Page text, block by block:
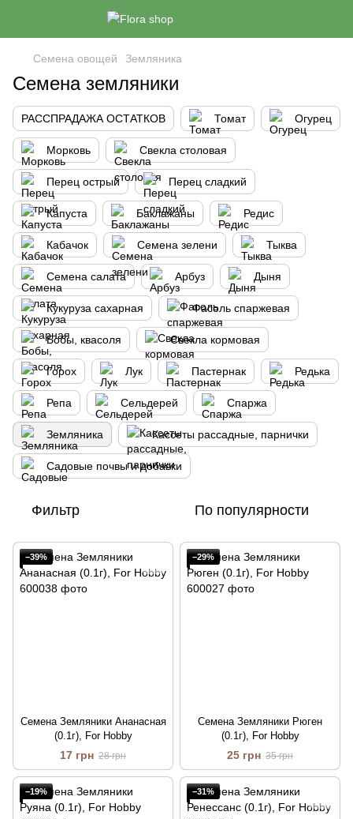
Семена овощей Земляника
Семена земляники
РАССПРАДАЖА ОСТАТКОВ Томат Огурец
Морковь Свекла столовая
Перец острый Перец сладкий
Капуста Баклажаны Редис
Кабачок Семена зелени Тыква
Семена салата Арбуз Дыня
Кукуруза сахарная Фасоль спаржевая
Бобы, квасоля Свекла кормовая
Горох Лук Пастернак Редька
Репа Сельдерей Спаржа
Земляника Кассеты рассадные, парнички
Садовые почвы и добавки
Фильтр По популярности
−39%
Семена Земляники Ананасная
(0.1г), For Hobby
17 грн 28 грн
−29%
Семена Земляники Рюген
(0.1г), For Hobby
25 грн 35 грн
−19% −31%